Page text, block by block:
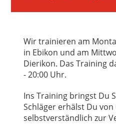
Wir trainieren am
in Ebikon und am
Dierikon. Das Training
- 20:00 Uhr.
Ins Training bringst Du
Schläger erhälst Du
selbstverständlich zur